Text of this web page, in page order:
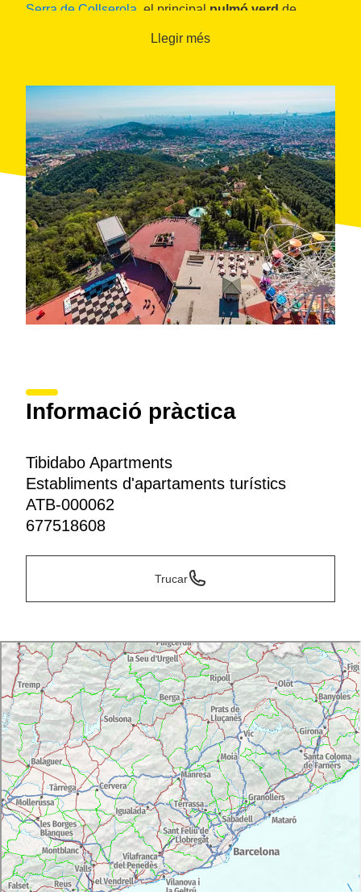
Serra de Collserola , el principal pulmó verd de
de la ronda de Dalt, i a menys de 10 minuts del metro,
de la ciutat i el museuCosmocaixa
es troben a una
Llegir més
Informació pràctica
Tibidabo Apartments
Establiments d'apartaments turístics
ATB-000062
677518608
Trucar